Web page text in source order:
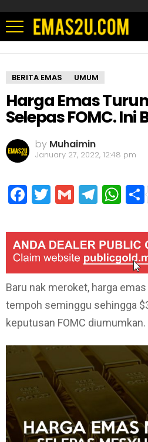
BERITA EMAS UMUM
Harga Emas
Selepas FOMC.
by Muhaimin
January 27, 2022, 12:48 pm
Facebook
Twitter
Gmail
Baru nak meroket, harga
tempoh seminggu sehingga
keputusan FOMC